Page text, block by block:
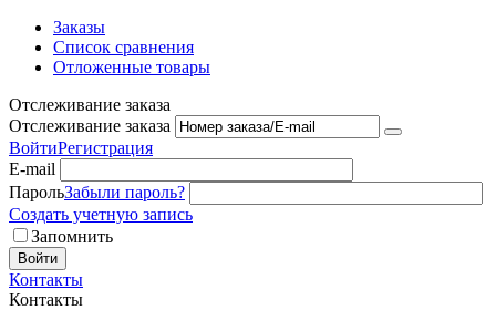
Заказы
Список сравнения
Отложенные товары
Отслеживание заказа
Отслеживание заказа
ВойтиРегистрация
E-mail
ПарольЗабыли пароль?
Создать учетную запись
Запомнить
Войти
Контакты
Контакты